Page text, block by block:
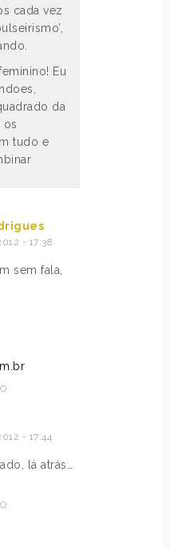
cada vez
Eu
da
os
tudo e
- 17:38
sem fala,
- 17:44
lá atrás…